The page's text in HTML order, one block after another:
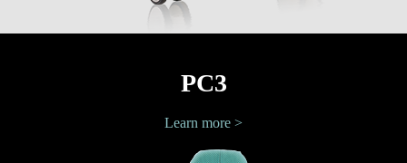
PC3
Learn more >